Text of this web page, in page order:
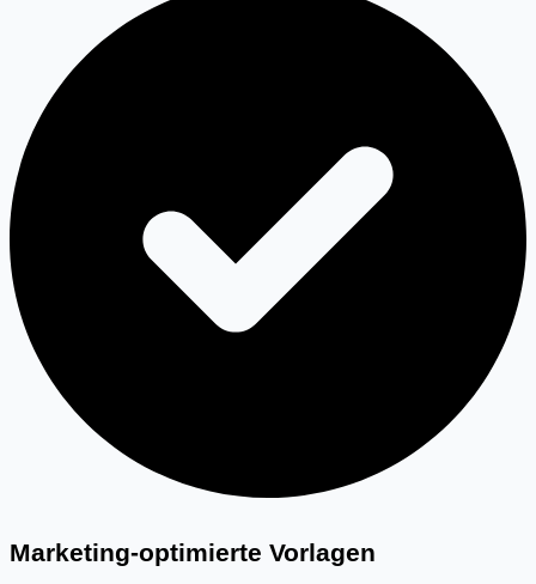
Marketing-optimierte Vorlagen